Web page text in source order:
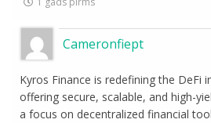
Cameronfiept
Kyros Finance is redefining the DeFi
offering secure, scalable, and high-
a focus on decentralized financial